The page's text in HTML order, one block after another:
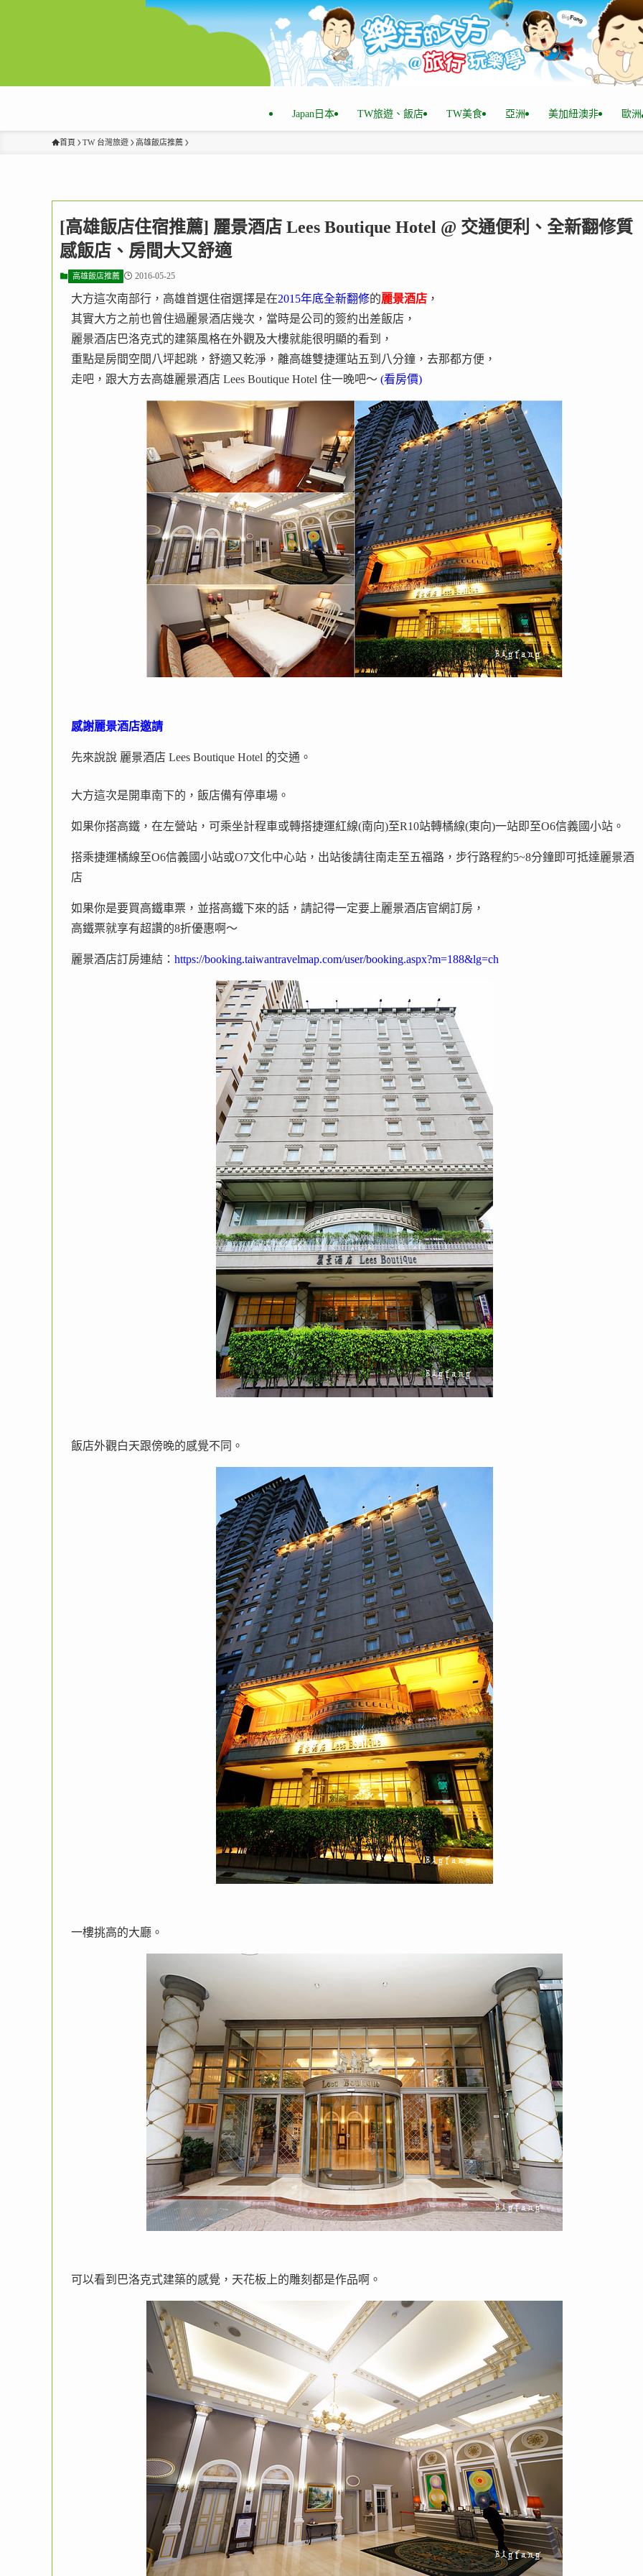
Japan日本 TW旅遊、飯店 TW美食 亞洲 美加紐澳非 歐洲
首頁 TW 台灣旅遊 高雄飯店推薦
[高雄飯店住宿推薦] 麗景酒店 Lees Boutique Hotel @ 交通便利、全新翻修質
感飯店、房間大又舒適
高雄飯店推薦 2016-05-25
大方這次南部行，高雄首選住宿選擇是在2015年底全新翻修的麗景酒店 ，
其實大方之前也曾住過麗景酒店幾次，當時是公司的簽約出差飯店，
麗景酒店巴洛克式的建築風格在外觀及大樓就能很明顯的看到，
重點是房間空間八坪起跳，舒適又乾淨，離高雄雙捷運站五到八分鐘，去那都方便，
走吧，跟大方去高雄麗景酒店 Lees Boutique Hotel 住一晚吧～ (看房價)
感謝麗景酒店邀請
先來說說 麗景酒店 Lees Boutique Hotel 的交通。
大方這次是開車南下的，飯店備有停車場。
如果你搭高鐵，在左營站，可乘坐計程車或轉搭捷運紅線(南向)至R10站轉橘線(東向)一站即至O6信義國小站。
搭乘捷運橘線至O6信義國小站或O7文化中心站，出站後請往南走至五福路，步行路程約5~8分鐘即可抵達麗景酒
店
如果你是要買高鐵車票，並搭高鐵下來的話，請記得一定要上麗景酒店官網訂房，
高鐵票就享有超讚的8折優惠啊～
麗景酒店訂房連結： https://booking.taiwantravelmap.com/user/booking.aspx?m=188&lg=ch
飯店外觀白天跟傍晚的感覺不同。
一樓挑高的大廳。
可以看到巴洛克式建築的感覺，天花板上的雕刻都是作品啊。